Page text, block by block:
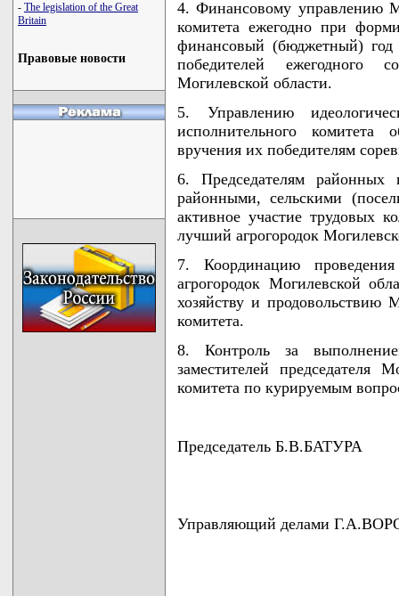
- The legislation of the Great
Britain
Правовые новости
4. Финансовому управлению
комитета ежегодно при
финансовый (бюджетный) год
победителей ежегодного
Могилевской области.
5. Управлению
исполнительного комитета
вручения их победителям
6. Председателям районных
районными, сельскими
активное участие трудовых
лучший агрогородок
7. Координацию
агрогородок Могилевской
хозяйству и продовольствию
комитета.
8. Контроль за
заместителей председателя
комитета по курируемым
Председатель Б.В.БАТУРА
Управляющий делами